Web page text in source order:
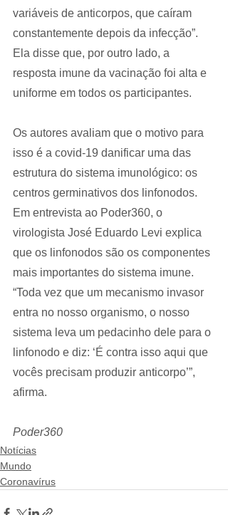
variáveis ​​de anticorpos, que caíram
constantemente depois da infecção”.
Ela disse que, por outro lado, a
resposta imune da vacinação foi alta e
uniforme em todos os participantes.
Os autores avaliam que o motivo para
isso é a covid-19 danificar uma das
estrutura do sistema imunológico: os
centros germinativos dos linfonodos.
Em entrevista ao Poder360, o
virologista ​​José Eduardo Levi explica
que os linfonodos são os componentes
mais importantes do sistema imune.
“Toda vez que um mecanismo invasor
entra no nosso organismo, o nosso
sistema leva um pedacinho dele para o
linfonodo e diz: ‘É contra isso aqui que
vocês precisam produzir anticorpo’”,
afirma.
Poder360
Notícias
Mundo
Coronavírus